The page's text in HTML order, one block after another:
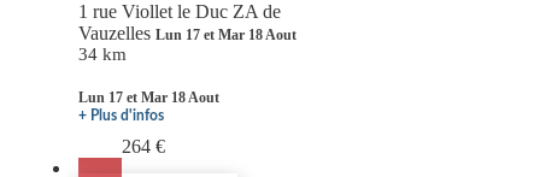
1 rue Viollet le Duc ZA de
Vauzelles Lun 17 et Mar 18 Aout
34 km
Lun 17 et Mar 18 Aout
+ Plus d'infos
264 €